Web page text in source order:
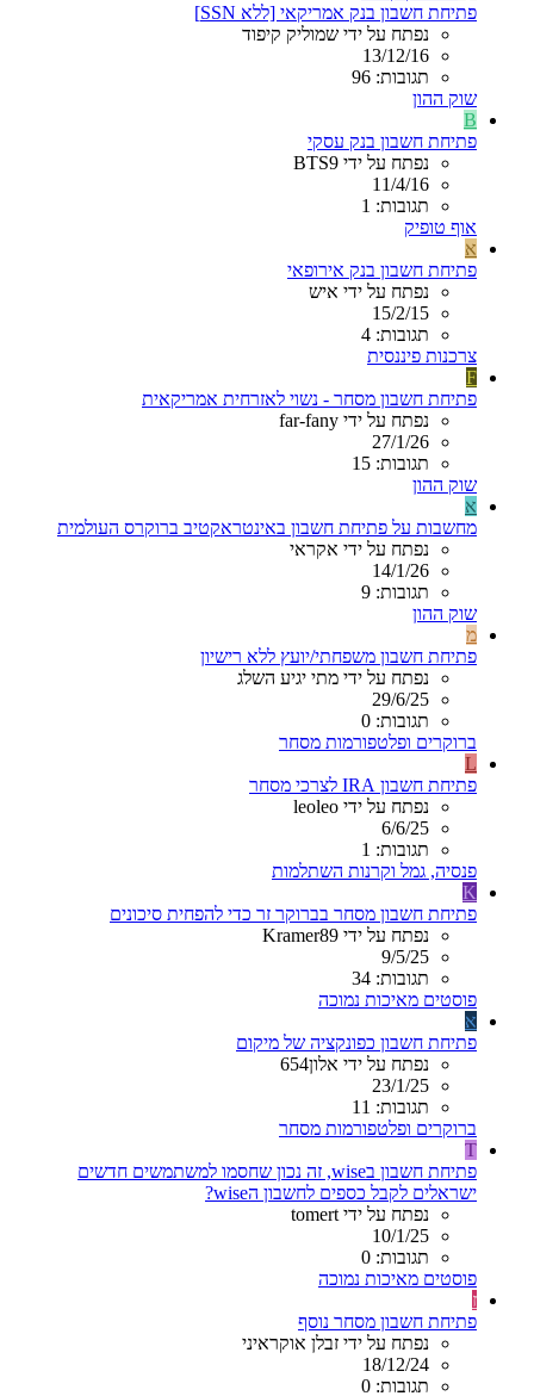
פתיחת חשבון בנק אמריקאי [ללא SSN]
נפתח על ידי שמוליק קיפוד
13/12/16
תגובות: 96
שוק ההון
B
פתיחת חשבון בנק עסקי
נפתח על ידי BTS9
11/4/16
תגובות: 1
אוף טופיק
א
פתיחת חשבון בנק אירופאי
נפתח על ידי איש
15/2/15
תגובות: 4
צרכנות פיננסית
F
פתיחת חשבון מסחר - נשוי לאזרחית אמריקאית
נפתח על ידי far-fany
27/1/26
תגובות: 15
שוק ההון
א
מחשבות על פתיחת חשבון באינטראקטיב ברוקרס העולמית
נפתח על ידי אקראי
14/1/26
תגובות: 9
שוק ההון
מ
פתיחת חשבון משפחתי/יועץ ללא רישיון
נפתח על ידי מתי יגיע השלג
29/6/25
תגובות: 0
ברוקרים ופלטפורמות מסחר
L
פתיחת חשבון IRA לצרכי מסחר
נפתח על ידי leoleo
6/6/25
תגובות: 1
פנסיה, גמל וקרנות השתלמות
K
פתיחת חשבון מסחר בברוקר זר כדי להפחית סיכונים
נפתח על ידי Kramer89
9/5/25
תגובות: 34
פוסטים מאיכות נמוכה
א
פתיחת חשבון כפונקציה של מיקום
נפתח על ידי אלון654
23/1/25
תגובות: 11
ברוקרים ופלטפורמות מסחר
T
פתיחת חשבון בwise, זה נכון שחסמו למשתמשים חדשים
ישראלים לקבל כספים לחשבון הwise?
נפתח על ידי tomert
10/1/25
תגובות: 0
פוסטים מאיכות נמוכה
ז
פתיחת חשבון מסחר נוסף
נפתח על ידי זבלן אוקראיני
18/12/24
תגובות: 0